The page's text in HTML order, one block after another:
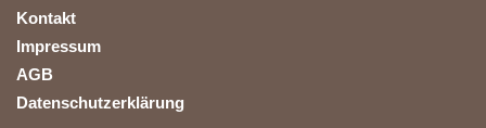
Kontakt
Impressum
AGB
Datenschutzerklärung